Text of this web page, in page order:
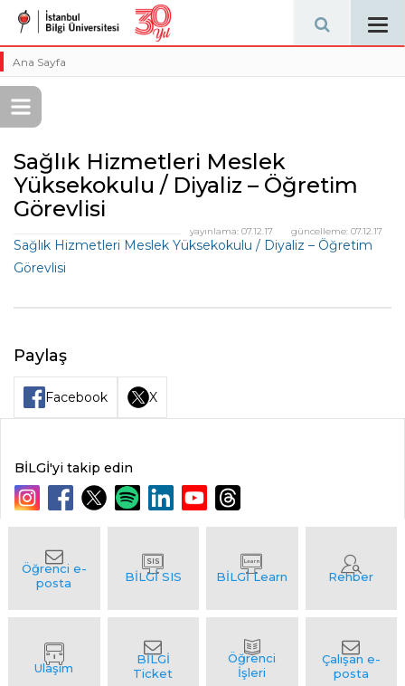
Ana Sayfa
Sağlık Hizmetleri Meslek
Yüksekokulu / Diyaliz – Öğretim
Görevlisi
güncelleme: 07.12.17
yayınlama: 07.12.17
Sağlık Hizmetleri Meslek Yüksekokulu / Diyaliz – Öğretim
Görevlisi
Paylaş
Facebook X
BİLGİ'yi takip edin